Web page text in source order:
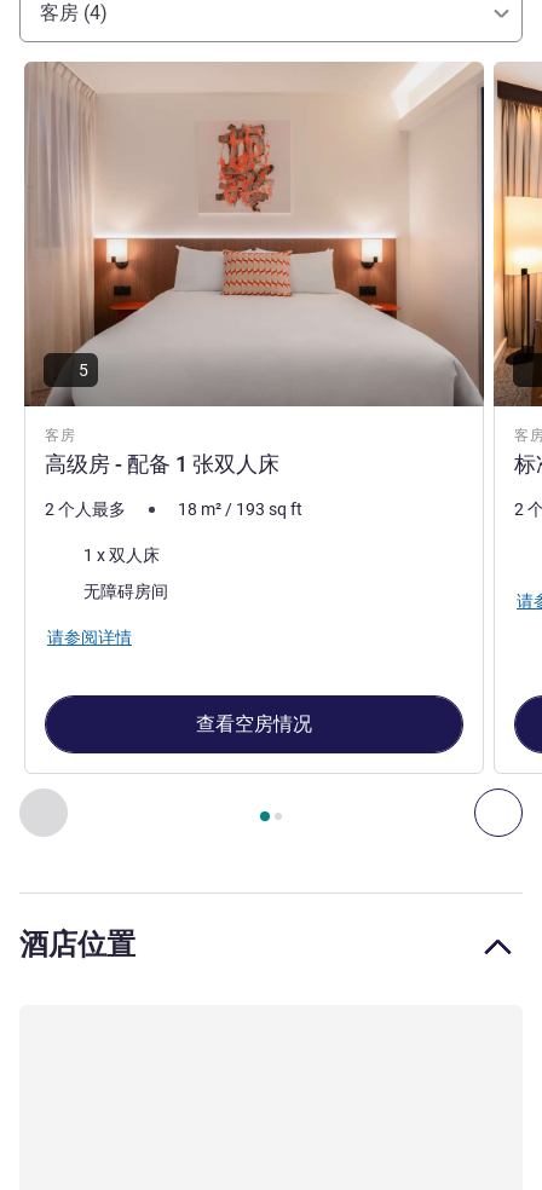
Foued BEN TAHAR 酒店管理
客房 (4)
上一个 - 客房 下
第 页，共 , 客房 1 : 高级房 - 配备 1 张双人床 , 客房 2 :
客房
高级房 - 配备 1 张双人床
请参阅详情
5
2 个人最多 18 m²/ 193 sq ft
床上用品1 x 双人床
无障碍房间
请参阅详情
查看空房情况
客
标
请参
2
请
酒店位置